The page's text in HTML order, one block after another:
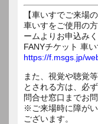
【車いすでご来場
車いすをご使用の
ームよりお申込みく
FANYチケット 車
https://f.msgs.jp/
また、視覚や聴覚
とされる方は、必
問合せ窓口までお
※ご来場時に障が
ございます。